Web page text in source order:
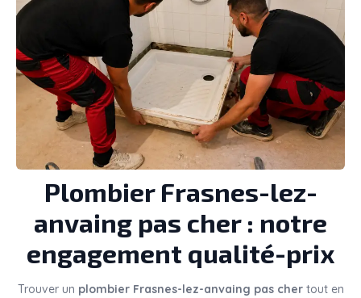
Plombier Frasnes-lez-
anvaing pas cher : notre
engagement qualité-prix
Trouver un plombier Frasnes-lez-anvaing pas chertout en